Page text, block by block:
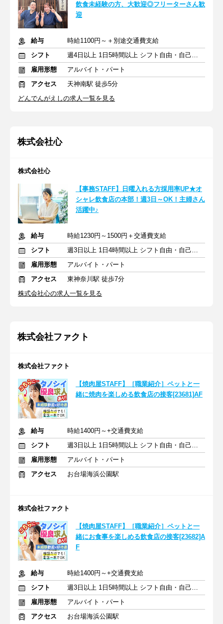
飲食未経験の方、大歓迎◎フリーターさん歓
迎
給与
時給1100円～＋別途交通費支給
シフト
週4日以上 1日5時間以上 シフト自由・自己申告
雇用形態
アルバイト・パート
アクセス
天神南駅 徒歩5分
どんでんがえしの求人一覧を見る
株式会社心
株式会社心
【事務STAFF】日曜入れる方採用率UP★オ
シャレ飲食店の本部！週3日～OK！主婦さん
活躍中♪
給与
時給1230円～1500円＋交通費支給
シフト
週3日以上 1日4時間以上 シフト自由・自己申告
雇用形態
アルバイト・パート
アクセス
東神奈川駅 徒歩7分
株式会社心の求人一覧を見る
株式会社ファクト
株式会社ファクト
【焼肉屋STAFF】［職業紹介］ペットと一
緒に焼肉を楽しめる飲食店の接客[23681]AF
給与
時給1400円～+交通費支給
シフト
週3日以上 1日5時間以上 シフト自由・自己申告
雇用形態
アルバイト・パート
アクセス
お台場海浜公園駅
株式会社ファクト
【焼肉屋STAFF】［職業紹介］ペットと一
緒にお食事を楽しめる飲食店の接客[23682]A
F
給与
時給1400円～+交通費支給
シフト
週3日以上 1日5時間以上 シフト自由・自己申告
雇用形態
アルバイト・パート
アクセス
お台場海浜公園駅